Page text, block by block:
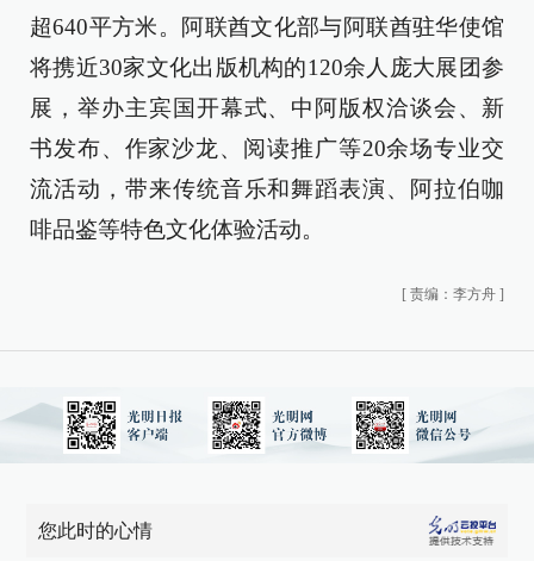
超640平方米。阿联酋文化部与阿联酋驻华使馆
将携近30家文化出版机构的120余人庞大展团参
展，举办主宾国开幕式、中阿版权洽谈会、新
书发布、作家沙龙、阅读推广等20余场专业交
流活动，带来传统音乐和舞蹈表演、阿拉伯咖
啡品鉴等特色文化体验活动。
[ 责编：李方舟 ]
您此时的心情